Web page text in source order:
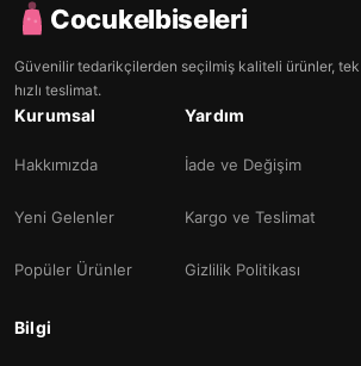
Cocukelbiseleri
Güvenilir tedarikçilerden seçilmiş kaliteli ürünler,
hızlı teslimat.
Kurumsal
Hakkımızda
Yeni Gelenler
Popüler Ürünler
Yardım
İade ve Değişim
Kargo ve Teslimat
Gizlilik Politikası
Bilgi